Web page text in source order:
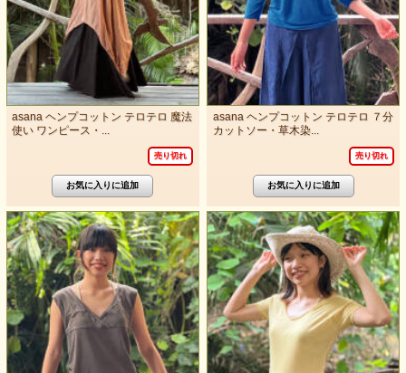
asana ヘンプコットン テロテロ 魔法
使い ワンピース・...
売り切れ
asana ヘンプコットン テロテロ ７分
カットソー・草木染...
売り切れ